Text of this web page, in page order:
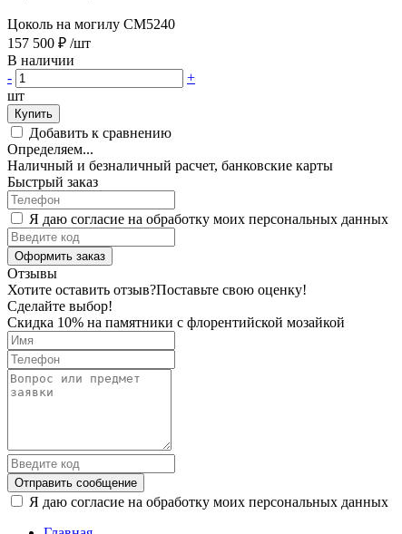
Цоколь на могилу CM5240
157 500 ₽ /шт
В наличии
-
+
шт
Купить
Добавить к сравнению
Определяем...
Наличный и безналичный расчет, банковские карты
Быстрый заказ
Я даю согласие на обработку моих персональных данных
Оформить заказ
Отзывы
Хотите оставить отзыв?Поставьте свою оценку!
Сделайте выбор!
Скидка 10% на памятники с флорентийской мозайкой
Отправить сообщение
Я даю согласие на обработку моих персональных данных